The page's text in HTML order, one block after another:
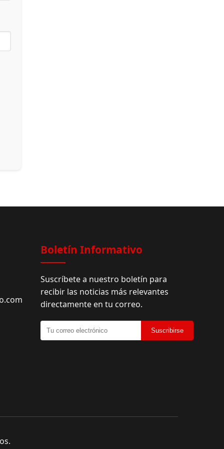
Boletín Informativo
Suscríbete a nuestro boletín para
recibir las noticias más relevantes
directamente en tu correo.
Suscribirse